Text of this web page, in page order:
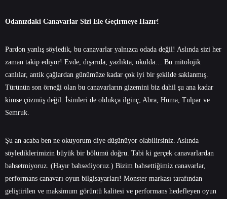
Odanızdaki Canavarlar Sizi Ele Geçirmeye Hazır!
Pardon yanlış söyledik, bu canavarlar yalnızca odada değil! Aslında sizi her
zaman takip ediyor! Evde, dışarıda, yazlıkta, okulda… Bu mitolojik
canlılar, antik çağlardan günümüze kadar çok iyi bir şekilde saklanmış.
Türünün son örneği olan bu canavarların gizemini biz dahil şu ana kadar
kimse çözmüş değil. İsimleri de oldukça ilginç; Abra, Huma, Tulpar ve
Semruk.
Şu an acaba ben ne okuyorum diye düşünüyor olabilirsiniz. Aslında
söylediklerimizin büyük bir bölümü doğru. Tabi ki gerçek canavarlardan
bahsetmiyoruz. (Hayır bahsediyoruz.) Bizim bahsettiğimiz canavarlar,
performans canavarı oyun bilgisayarları! Monster markası tarafından
geliştirilen ve maksimum görüntü kalitesi ve performans hedefleyen oyun